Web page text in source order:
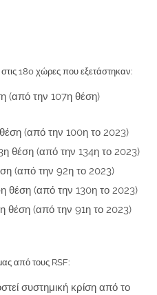
180 χώρες που εξετάστηκαν:
(από την 107η θέση)
(από την 100η το 2023)
θέση (από την 134η το 2023)
(από την 92η το 2023)
θέση (από την 130η το 2023)
θέση (από την 91η το 2023)
από τους RSF:
συστημική κρίση από το